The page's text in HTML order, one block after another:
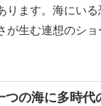
ります。海にいる
が生む連想のシ
つの海に多時代